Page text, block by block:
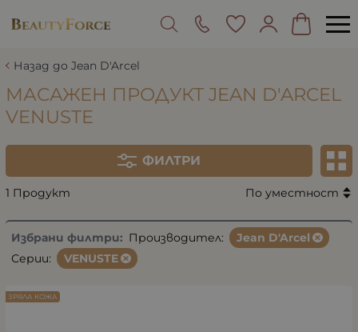
Назад до Jean D'Arcel
МАСАЖЕН ПРОДУКТ JEAN D'ARCEL
VENUSTE
ФИЛТРИ
1 Продукт По уместност
Избрани филтри: Производител:
Jean D'Arcel
Серии:
VENUSTE
ЗРЯЛА КОЖА